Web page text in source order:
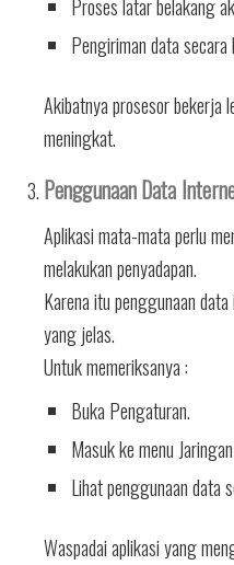
Proses latar belakang
Pengiriman data secara
Akibatnya prosesor bekerja
meningkat.
Penggunaan Data
Aplikasi mata-mata perlu
melakukan penyadapan.
Karena itu penggunaan
yang jelas.
Untuk memeriksanya :
Buka Pengaturan.
Masuk ke menu
Lihat penggunaan data
Waspadai aplikasi yang